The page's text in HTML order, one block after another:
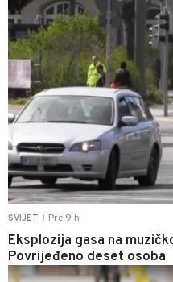
SVIJET Pre 9 h
Eksplozija gasa na
Povrijeđeno deset osoba